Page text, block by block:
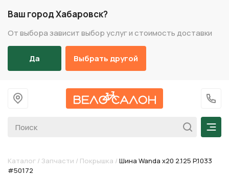
Ваш город Хабаровск?
От выбора зависит выбор услуг и стоимость доставки
Да Выбрать другой
На главную
+7
Каталог / Запчасти / Покрышка / Шина Wanda х20 2.125 P.1033
#50172